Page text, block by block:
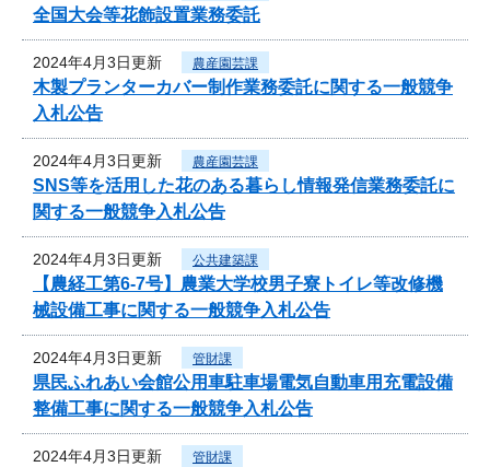
全国大会等花飾設置業務委託
2024年4月3日更新 農産園芸課
木製プランターカバー制作業務委託に関する一般競争
入札公告
2024年4月3日更新 農産園芸課
SNS等を活用した花のある暮らし情報発信業務委託に
関する一般競争入札公告
2024年4月3日更新 公共建築課
【農経工第6-7号】農業大学校男子寮トイレ等改修機
械設備工事に関する一般競争入札公告
2024年4月3日更新 管財課
県民ふれあい会館公用車駐車場電気自動車用充電設備
整備工事に関する一般競争入札公告
2024年4月3日更新 管財課